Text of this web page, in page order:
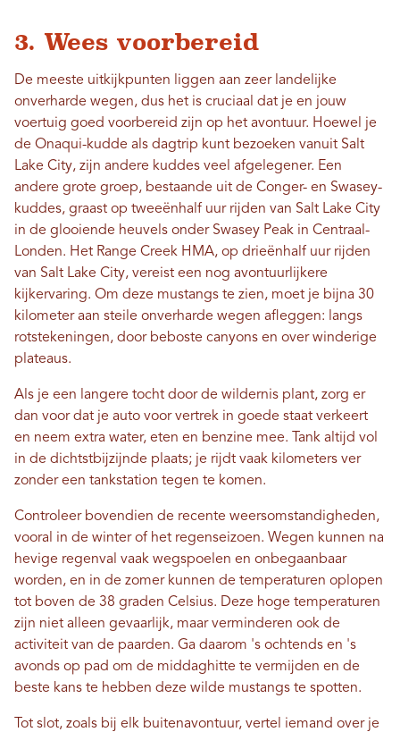
3. Wees voorbereid
De meeste uitkijkpunten liggen aan zeer landelijke
onverharde wegen, dus het is cruciaal dat je en jouw
voertuig goed voorbereid zijn op het avontuur. Hoewel je
de Onaqui-kudde als dagtrip kunt bezoeken vanuit Salt
Lake City, zijn andere kuddes veel afgelegener. Een
andere grote groep, bestaande uit de Conger- en Swasey-
kuddes, graast op tweeënhalf uur rijden van Salt Lake City
in de glooiende heuvels onder Swasey Peak in Centraal-
Londen. Het Range Creek HMA, op drieënhalf uur rijden
van Salt Lake City, vereist een nog avontuurlijkere
kijkervaring. Om deze mustangs te zien, moet je bijna 30
kilometer aan steile onverharde wegen afleggen: langs
rotstekeningen, door beboste canyons en over winderige
plateaus.
Als je een langere tocht door de wildernis plant, zorg er
dan voor dat je auto voor vertrek in goede staat verkeert
en neem extra water, eten en benzine mee. Tank altijd vol
in de dichtstbijzijnde plaats; je rijdt vaak kilometers ver
zonder een tankstation tegen te komen.
Controleer bovendien de recente weersomstandigheden,
vooral in de winter of het regenseizoen. Wegen kunnen na
hevige regenval vaak wegspoelen en onbegaanbaar
worden, en in de zomer kunnen de temperaturen oplopen
tot boven de 38 graden Celsius. Deze hoge temperaturen
zijn niet alleen gevaarlijk, maar verminderen ook de
activiteit van de paarden. Ga daarom 's ochtends en 's
avonds op pad om de middaghitte te vermijden en de
beste kans te hebben deze wilde mustangs te spotten.
Tot slot, zoals bij elk buitenavontuur, vertel iemand over je